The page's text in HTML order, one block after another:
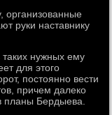
организованные
руки наставнику
таких нужных ему
для этого
постоянно вести
причем далеко
планы Бердыева.